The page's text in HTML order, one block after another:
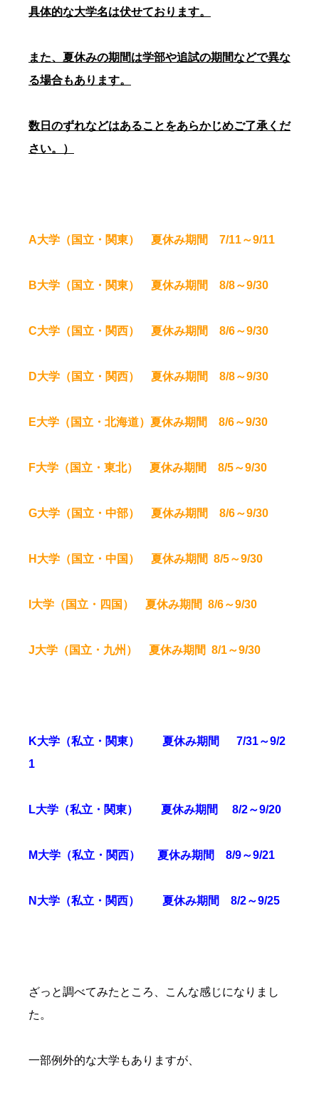
具体的な大学名は伏せております。
また、夏休みの期間は学部や追試の期間などで異な
る場合もあります。
数日のずれなどはあることをあらかじめご了承くだ
さい。）
A大学（国立・関東） 夏休み期間 7/11～9/11
B大学（国立・関東） 夏休み期間 8/8～9/30
C大学（国立・関西） 夏休み期間 8/6～9/30
D大学（国立・関西） 夏休み期間 8/8～9/30
E大学（国立・北海道）夏休み期間 8/6～9/30
F大学（国立・東北） 夏休み期間 8/5～9/30
G大学（国立・中部） 夏休み期間 8/6～9/30
H大学（国立・中国） 夏休み期間 8/5～9/30
I大学（国立・四国） 夏休み期間 8/6～9/30
J大学（国立・九州） 夏休み期間 8/1～9/30
K大学（私立・関東） 夏休み期間 7/31～9/2
1
L大学（私立・関東） 夏休み期間 8/2～9/20
M大学（私立・関西） 夏休み期間 8/9～9/21
N大学（私立・関西） 夏休み期間 8/2～9/25
ざっと調べてみたところ、こんな感じになりまし
た。
一部例外的な大学もありますが、